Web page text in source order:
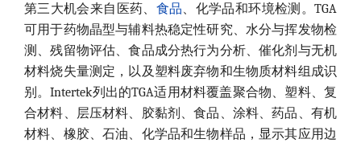
第三大机会来自医药、 食品、化学品和环境检测。TGA
可用于药物晶型与辅料热稳定性研究、水分与挥发物检
测、残留物评估、食品成分热行为分析、催化剂与无机
材料烧失量测定，以及塑料废弃物和生物质材料组成识
别。Intertek列出的TGA适用材料覆盖聚合物、塑料、复
合材料、层压材料、胶黏剂、食品、涂料、药品、有机
材料、橡胶、石油、化学品和生物样品，显示其应用边